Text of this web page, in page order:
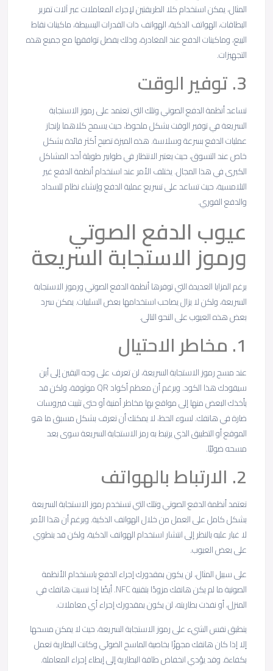
المثال، يمكن استخدام كلا الطريقتين لإجراء المعاملات عبر آلات تمرير
البطاقات، الهواتف الذكية، الهواتف ذات القدرات البسيطة، ماكينات نقاط
البيع، وماكينات الدفع عند المغادرة، وذلك بفضل توافقها مع جميع هذه
التجهيزات.
3. توفير الوقت
تساعد أنظمة الدفع الصوتي وتلك التي تعتمد على رموز الاستجابة
السريعة في توفير الوقت بشكل ملحوظ، حيث يسمح كلاهما بإنجاز
عمليات الدفع بسرعة وسلاسة. هذه الميزة تصبح أكثر فائدة بشكل
خاص عند التسوق، حيث يعتبر الانتظار في طوابير طويلة أحد المشاكل
الكبرى في هذا المجال. يختلف الأمر عند استخدام أنظمة الدفع غير
التلامسية، حيث تساعد على تسريع عملية الدفع وإنشاء نظام للسداد
والدفع الفوري.
عيوب الدفع الصوتي
ورموز الاستجابة السريعة
برغم المزايا العديدة التي توفرها أنظمة الدفع الصوتي ورموز الاستجابة
السريعة، ولكن لا يزال يصاحب استخدامها بعض السلبيات. يمكن سرد
بعض هذه العيوب على النحو التالي.
1. مخاطر الاحتيال
عند مسح رموز الاستجابة السريعة، لن تعرف على وجه اليقين إلى أين
سيقودك هذا الكود. وبرغم أن معظم أكواد QR موثوقة، ولكن قد
يأخذك البعض منها إلى مواقع بها مخاطر أمنية أو حتى تثبيت فيروسات
ضارة في هاتفك. لسوء الحظ، لا يمكنك أن تعرف بشكل مسبق ما هو
الموقع أو التطبيق الذي يرتبط به رمز الاستجابة السريعة سوى بعد
مسحه ضوئيًا.
2. الارتباط بالهواتف
تعتمد أنظمة الدفع الصوتي وتلك التي تستخدم رموز الاستجابة السريعة
بشكل كامل على العمل من خلال الهواتف الذكية. وبرغم أن هذا الأمر
لا غبار عليه بالنظر إلى انتشار استخدام الهواتف الذكية، ولكن قد ينطوي
على بعض العيوب.
على سبيل المثال، لن يكون بمقدورك إجراء الدفع باستخدام الأنظمة
الصوتية ما لم يكن هاتفك مزودًا بتقنية NFC. أيضًا إذا نسيت هاتفك في
المنزل، أو نفذت بطاريته، لن يكون بمقدورك إجراء أي معاملات.
ينطبق نفس الشيء على رموز الاستجابة السريعة، حيث لا يمكن مسحها
إلا إذا كان هاتفك مجهزًا بخاصية الماسح الضوئي وكانت البطارية تعمل
بكفاءة. وقد يؤدي انخفاض طاقة البطارية إلى إبطاء إجراء المعاملة.